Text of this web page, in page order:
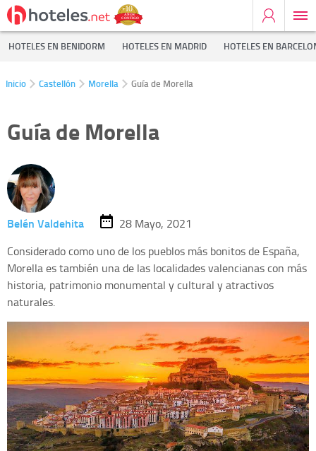
HOTELES EN BENIDORM HOTELES EN MADRID HOTELES EN
Inicio Castellón Morella Guía de Morella
Guía de Morella
Belén Valdehita
28 Mayo, 2021
Considerado como uno de los pueblos más bonitos de España,
Morella es también una de las localidades valencianas con más
historia, patrimonio monumental y cultural y atractivos
naturales.